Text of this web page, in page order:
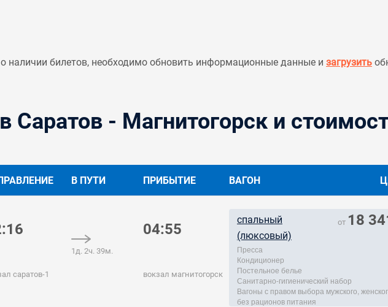
наличии билетов, необходимо обновить информационные данные и загрузить
Саратов - Магнитогорск и
В ПУТИ ПРИБЫТИЕ ВАГОН
саратов-1
1д. 2ч. 39м.
04:55
вокзал магнитогорск
спальный
(люксовый)
от 18
Пресса
Кондиционер
Постельное белье
Санитарно-гигиенический набор
Вагоны с правом выбора мужского,
без рационов питания